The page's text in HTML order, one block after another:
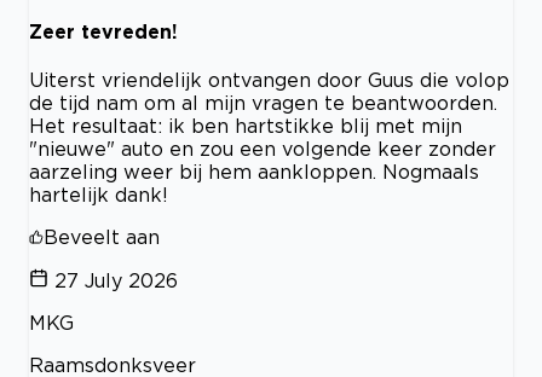
Zeer tevreden!
Uiterst vriendelijk ontvangen door Guus die volop
de tijd nam om al mijn vragen te beantwoorden.
Het resultaat: ik ben hartstikke blij met mijn
"nieuwe" auto en zou een volgende keer zonder
aarzeling weer bij hem aankloppen. Nogmaals
hartelijk dank!
Beveelt aan
27 July 2026
MKG
Raamsdonksveer